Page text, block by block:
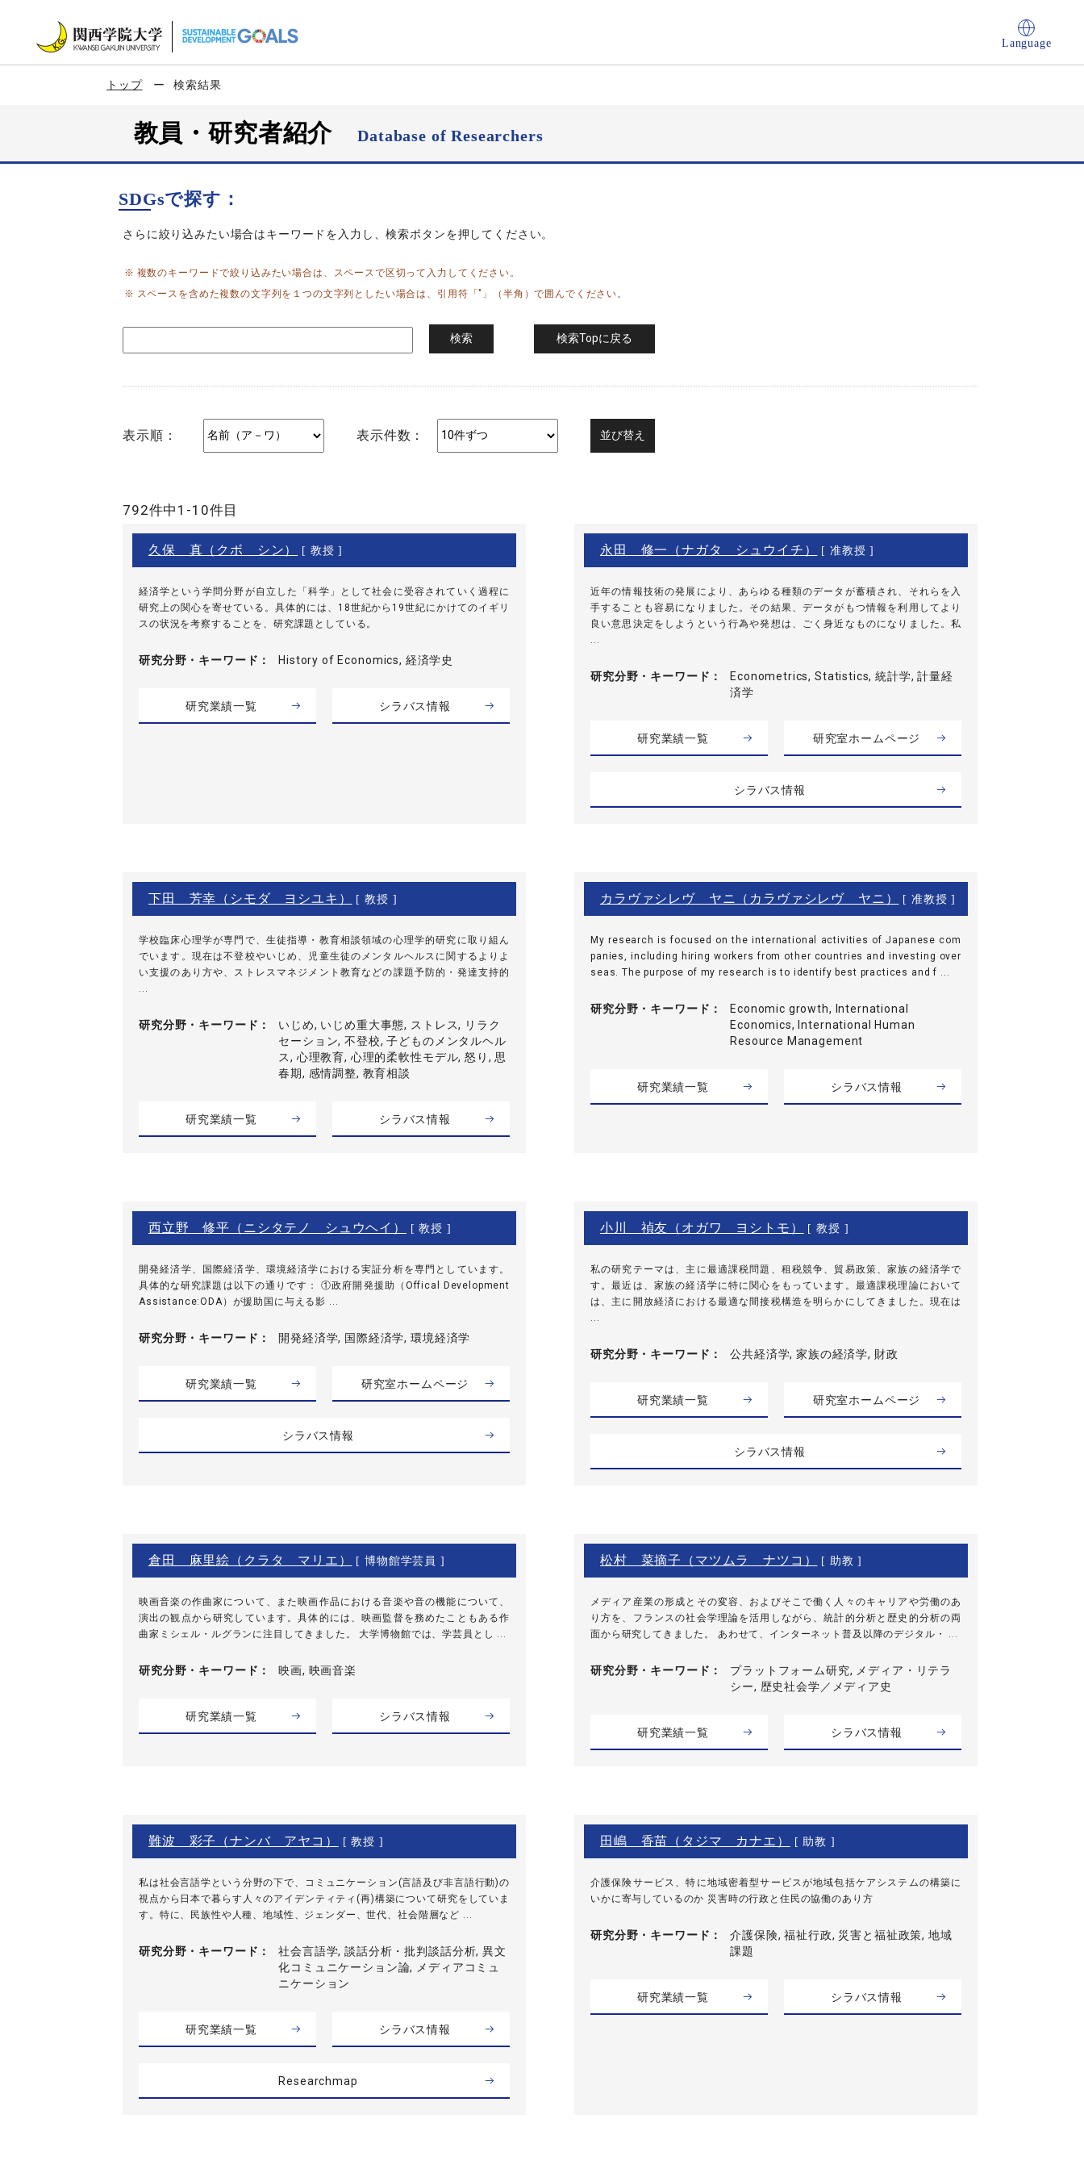
Language
トップ 検索結果
教員・研究者紹介Database of Researchers
SDGsで探す：
さらに絞り込みたい場合はキーワードを入力し、検索ボタンを押してください。
複数のキーワードで絞り込みたい場合は、スペースで区切って入力してください。
スペースを含めた複数の文字列を１つの文字列としたい場合は、引用符「"」（半角）で囲んでください。
表示順： 表示件数：
792件中1-10件目
久保 真（クボ シン） [ 教授 ]
経済学という学問分野が自立した「科学」として社会に受容されていく過程に
研究上の関心を寄せている。具体的には、18世紀から19世紀にかけてのイギリ
スの状況を考察することを、研究課題としている。
研究分野・ キーワード History of Economics, 経済学史
研究業績一覧 シラバス情報
永田 修一（ナガタ シュウイチ） [ 准教授 ]
近年の情報技術の発展により、あらゆる種類のデータが蓄積され、それらを入
手することも容易になりました。その結果、データがもつ情報を利用してより
良い意思決定をしようという行為や発想は、ごく身近なものになりました。私
研究分野・ キーワード
Econometrics, Statistics, 統計学, 計量経
済学
研究業績一覧 研究室ホームページ
シラバス情報
下田 芳幸（シモダ ヨシユキ） [ 教授 ]
学校臨床心理学が専門で、生徒指導・教育相談領域の心理学的研究に取り組ん
でいます。現在は不登校やいじめ、児童生徒のメンタルヘルスに関するよりよ
い支援のあり方や、ストレスマネジメント教育などの課題予防的・発達支持的
研究分野・ キーワード
いじめ, いじめ重大事態, ストレス, リラク
セーション, 不登校, 子どものメンタルヘル
ス, 心理教育, 心理的柔軟性モデル, 怒り, 思
春期, 感情調整, 教育相談
研究業績一覧 シラバス情報
カラヴァシレヴ ヤニ（カラヴァシレヴ ヤニ） [ 准教授 ]
My research is focused on the international activities of Japanese com
panies, including hiring workers from other countries and investing over
seas. The purpose of my research is to identify best practices and f ...
研究分野・ キーワード
Economic growth, International
Economics, International Human
Resource Management
研究業績一覧 シラバス情報
西立野 修平（ニシタテノ シュウヘイ） [ 教授 ]
開発経済学、国際経済学、環境経済学における実証分析を専門としています。
具体的な研究課題は以下の通りです： ①政府開発援助（Offical Development
Assistance:ODA）が援助国に与える影 ...
研究分野・ キーワード 開発経済学, 国際経済学, 環境経済学
研究業績一覧 研究室ホームページ
シラバス情報
小川 禎友（オガワ ヨシトモ） [ 教授 ]
私の研究テーマは、主に最適課税問題、租税競争、貿易政策、家族の経済学で
す。最近は、家族の経済学に特に関心をもっています。最適課税理論において
は、主に開放経済における最適な間接税構造を明らかにしてきました。現在は
研究分野・ キーワード 公共経済学, 家族の経済学, 財政
研究業績一覧 研究室ホームページ
シラバス情報
倉田 麻里絵（クラタ マリエ） [ 博物館学芸員 ]
映画音楽の作曲家について、また映画作品における音楽や音の機能について、
演出の観点から研究しています。具体的には、映画監督を務めたこともある作
曲家ミシェル・ルグランに注目してきました。 大学博物館では、学芸員とし ...
研究分野・ キーワード 映画, 映画音楽
研究業績一覧 シラバス情報
松村 菜摘子（マツムラ ナツコ） [ 助教 ]
メディア産業の形成とその変容、およびそこで働く人々のキャリアや労働のあ
り方を、フランスの社会学理論を活用しながら、統計的分析と歴史的分析の両
面から研究してきました。 あわせて、インターネット普及以降のデジタル・ ...
研究分野・ キーワード
プラットフォーム研究, メディア・リテラ
シー, 歴史社会学／メディア史
研究業績一覧 シラバス情報
難波 彩子（ナンバ アヤコ） [ 教授 ]
私は社会言語学という分野の下で、コミュニケーション(言語及び非言語行動)の
視点から日本で暮らす人々のアイデンティティ(再)構築について研究をしていま
す。特に、民族性や人種、地域性、ジェンダー、世代、社会階層など ...
研究分野・ キーワード
社会言語学, 談話分析・批判談話分析, 異文
化コミュニケーション論, メディアコミュ
ニケーション
研究業績一覧 シラバス情報
Researchmap
田嶋 香苗（タジマ カナエ） [ 助教 ]
介護保険サービス、特に地域密着型サービスが地域包括ケアシステムの構築に
いかに寄与しているのか 災害時の行政と住民の協働のあり方
研究分野・ キーワード
介護保険, 福祉行政, 災害と福祉政策, 地域
課題
研究業績一覧 シラバス情報